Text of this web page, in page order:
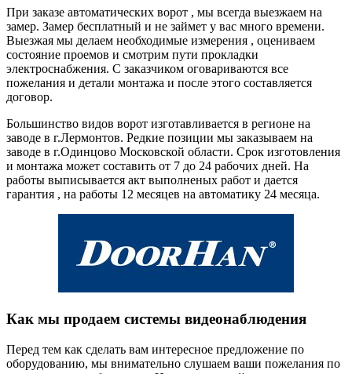
При заказе автоматических ворот , мы всегда выезжаем на
замер. Замер бесплатный и не займет у вас много времени.
Выезжая мы делаем необходимые измерения , оцениваем
состояние проемов и смотрим пути прокладки
электроснабжения. С заказчиком оговариваются все
пожелания и детали монтажа и после этого составляется
договор.
Большинство видов ворот изготавливается в регионе на
заводе в г.Лермонтов. Редкие позиции мы заказываем на
заводе в г.Одинцово Московской области. Срок изготовления
и монтажа может составить от 7 до 24 рабочих дней. На
работы выписывается акт выполненых работ и дается
гарантия , на работы 12 месяцев на автоматику 24 месяца.
Как мы продаем системы видеонаблюдения
Перед тем как сделать вам интересное предложение по
оборудованию, мы внимательно слушаем ваши пожелания по